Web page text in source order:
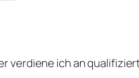
verdiene ich an